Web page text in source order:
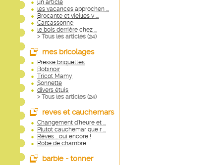
un article
les vacances approchen ...
Brocante et vieilles v ...
Carcassonne
le bois derrière chez ...
> Tous les articles (24)
mes bricolages
Presse briquettes
Bobinoir
Tricot Mamy
Sonnette
divers étuis
> Tous les articles (24)
reves et cauchemars
Changement d'heure et ...
Plutot cauchemar que r ...
Rêves .. oui encore !
Robe de chambre
barbie - tonner